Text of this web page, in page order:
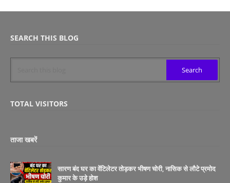
SEARCH THIS BLOG
TOTAL VISITORS
ताजा खबरें
सारण बंद घर का वेंटिलेटर तोड़कर भीषण चोरी, नासिक से लौटे प्रमोद
कुमार के उड़े होश